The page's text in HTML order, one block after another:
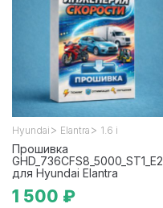
Hyundai > Elantra > 1.6 i
Прошивка
GHD_736CFS8_5000_ST1_E2
для Hyundai Elantra
1 500 ₽